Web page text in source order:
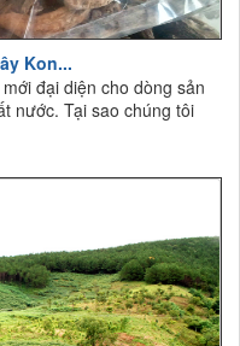
Kon...
đại diện cho dòng sản
nước. Tại sao chúng tôi